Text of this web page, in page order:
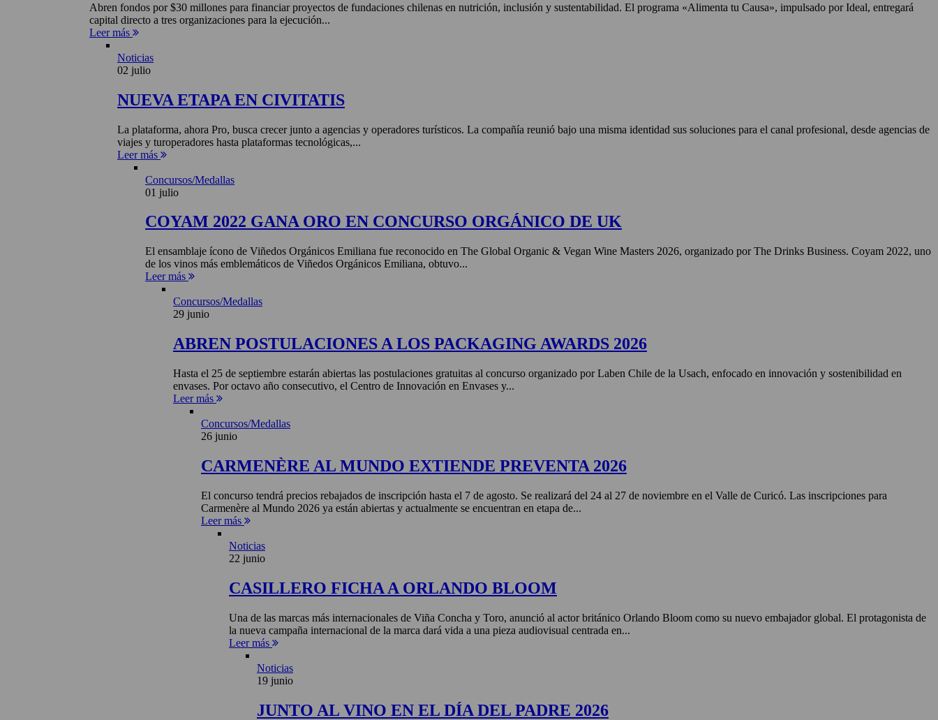
Abren fondos por $30 millones para financiar proyectos de fundaciones chilenas en nutrición, inclusión y sustentabilidad. El programa «Alimenta tu Causa», impulsado por Ideal, entregará
capital directo a tres organizaciones para la ejecución...
Leer más
Noticias
02 julio
NUEVA ETAPA EN CIVITATIS
La plataforma, ahora Pro, busca crecer junto a agencias y operadores turísticos. La compañía reunió bajo una misma identidad sus soluciones para el canal profesional, desde agencias de
viajes y turoperadores hasta plataformas tecnológicas,...
Leer más
Concursos/Medallas
01 julio
COYAM 2022 GANA ORO EN CONCURSO ORGÁNICO DE UK
El ensamblaje ícono de Viñedos Orgánicos Emiliana fue reconocido en The Global Organic & Vegan Wine Masters 2026, organizado por The Drinks Business. Coyam 2022, uno
de los vinos más emblemáticos de Viñedos Orgánicos Emiliana, obtuvo...
Leer más
Concursos/Medallas
29 junio
ABREN POSTULACIONES A LOS PACKAGING AWARDS 2026
Hasta el 25 de septiembre estarán abiertas las postulaciones gratuitas al concurso organizado por Laben Chile de la Usach, enfocado en innovación y sostenibilidad en
envases. Por octavo año consecutivo, el Centro de Innovación en Envases y...
Leer más
Concursos/Medallas
26 junio
CARMENÈRE AL MUNDO EXTIENDE PREVENTA 2026
El concurso tendrá precios rebajados de inscripción hasta el 7 de agosto. Se realizará del 24 al 27 de noviembre en el Valle de Curicó. Las inscripciones para
Carmenère al Mundo 2026 ya están abiertas y actualmente se encuentran en etapa de...
Leer más
Noticias
22 junio
CASILLERO FICHA A ORLANDO BLOOM
Una de las marcas más internacionales de Viña Concha y Toro, anunció al actor británico Orlando Bloom como su nuevo embajador global. El protagonista de
la nueva campaña internacional de la marca dará vida a una pieza audiovisual centrada en...
Leer más
Noticias
19 junio
JUNTO AL VINO EN EL DÍA DEL PADRE 2026